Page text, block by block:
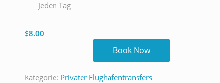
Jeden Tag
$8.00
Book Now
Kategorie: Privater Flughafentransfers